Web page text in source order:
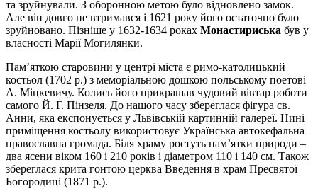
та зруйнували. З оборонною метою було відновлено замок.
Але він довго не втримався і 1621 року його остаточно було
зруйновано. Пізніше у 1632-1634 роках Монастириська був у
власності Марії Могилянки.
Пам’яткою старовини у центрі міста є римо-католицький
костьол (1702 р.) з меморіальною дошкою польському поетові
А. Міцкевичу. Колись його прикрашав чудовий вівтар роботи
самого Й. Г. Пінзеля. До нашого часу збереглася фігура св.
Анни, яка експонується у Львівській картинній галереї. Нині
приміщення костьолу використовує Українська автокефальна
православна громада. Біля храму ростуть пам’ятки природи –
два ясени віком 160 і 210 років і діаметром 110 і 140 см. Також
збереглася крита гонтою церква Введення в храм Пресвятої
Богородиці (1871 р.).